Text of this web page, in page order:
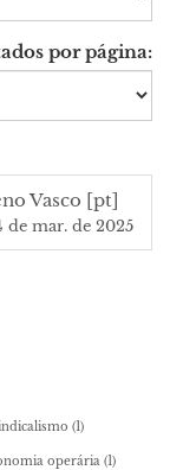
por página:
Vasco [pt]
de mar. de 2025
(1)
operária (1)